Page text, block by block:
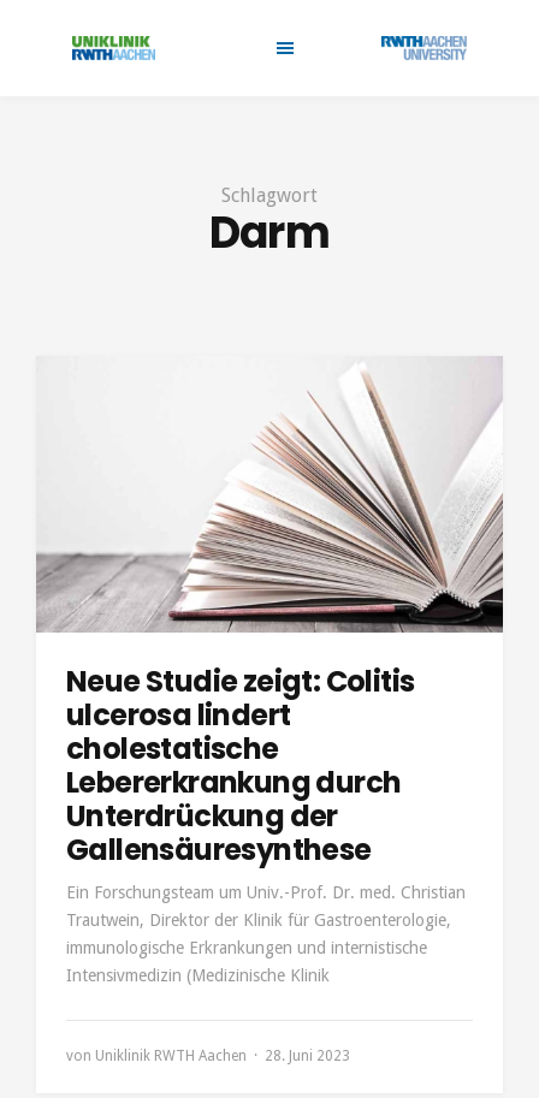
Schlagwort
Darm
Neue Studie zeigt: Colitis
ulcerosa lindert
cholestatische
Lebererkrankung durch
Unterdrückung der
Gallensäuresynthese
Ein Forschungsteam um Univ.-Prof. Dr. med. Christian
Trautwein, Direktor der Klinik für Gastroenterologie,
immunologische Erkrankungen und internistische
Intensivmedizin (Medizinische Klinik
von Uniklinik RWTH Aachen 28. Juni 2023